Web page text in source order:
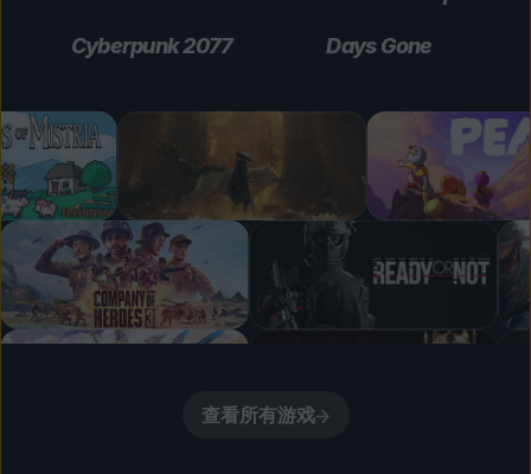
Cyberpunk 2077 Days Gone
查看所有游戏